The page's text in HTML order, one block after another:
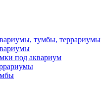
тумбы, террариумы
под аквариум